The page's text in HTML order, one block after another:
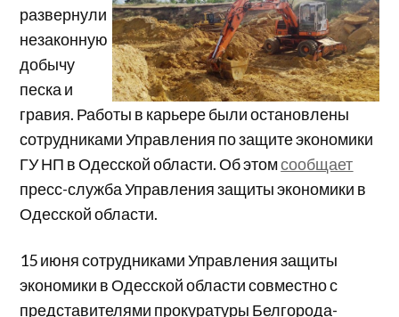
развернули
незаконную
добычу
песка и
гравия. Работы в карьере были остановлены
сотрудниками Управления по защите экономики
ГУ НП в Одесской области. Об этомсообщает
пресс-служба Управления защиты экономики в
Одесской области.
15 июня сотрудниками Управления защиты
экономики в Одесской области совместно с
представителями прокуратуры Белгорода-